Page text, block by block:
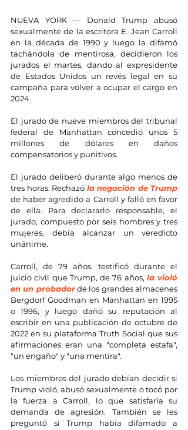
NUEVA YORK — Donald Trump abusó
sexualmente de la escritora E. Jean Carroll
en la década de 1990 y luego la difamó
tachándola de mentirosa, decidieron los
jurados el martes, dando al expresidente
de Estados Unidos un revés legal en su
campaña para volver a ocupar el cargo en
2024.
El jurado de nueve miembros del tribunal
federal de Manhattan concedió unos 5
millones de dólares en daños
compensatorios y punitivos.
El jurado deliberó durante algo menos de
tres horas. Rechazó la negación de Trump
de haber agredido a Carroll y falló en favor
de ella. Para declararlo responsable, el
jurado, compuesto por seis hombres y tres
mujeres, debía alcanzar un veredicto
unánime.
Carroll, de 79 años, testificó durante el
juicio civil que Trump, de 76 años, la violó
en un probador de los grandes almacenes
Bergdorf Goodman en Manhattan en 1995
o 1996, y luego dañó su reputación al
escribir en una publicación de octubre de
2022 en su plataforma Truth Social que sus
afirmaciones eran una "completa estafa",
"un engaño" y "una mentira".
Los miembros del jurado debían decidir si
Trump violó, abusó sexualmente o tocó por
la fuerza a Carroll, lo que satisfaría su
demanda de agresión. También se les
preguntó si Trump había difamado a